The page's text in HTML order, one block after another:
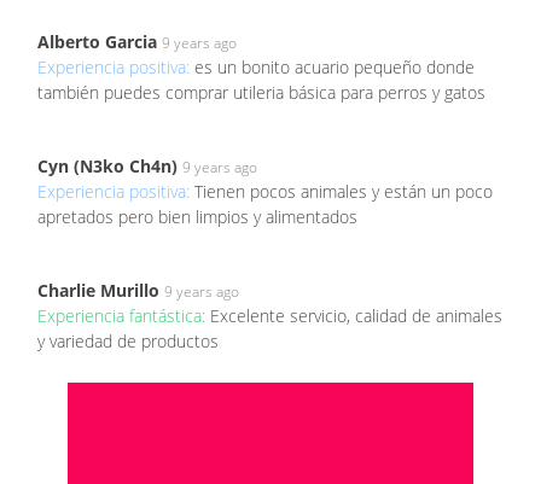
Alberto Garcia 9 years ago
Experiencia positiva: es un bonito acuario pequeño donde
también puedes comprar utileria básica para perros y gatos
Cyn (N3ko Ch4n) 9 years ago
Experiencia positiva: Tienen pocos animales y están un poco
apretados pero bien limpios y alimentados
Charlie Murillo 9 years ago
Experiencia fantástica: Excelente servicio, calidad de animales
y variedad de productos